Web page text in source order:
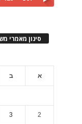
סינון מאמרי
א ב
2
3